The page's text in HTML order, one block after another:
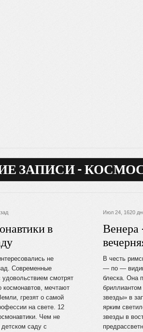
ЗАПИСИ -
в
не
Современные
смотрят
космонавтов, мечтают
грезят о самой
на свете. 12
Чем не
саду с
Июл 24, 1620
Венера
В честь
— по —
блеска. Она
бриллиантом
звезды» в
ярким
звезды в